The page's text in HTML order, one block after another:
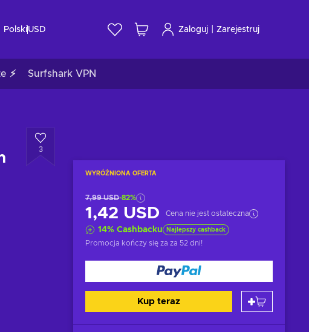
PolskiUSD Zaloguj Zarejestruj
⚡ Surfshark VPN
3
WYRÓŻNIONA OFERTA
7,99 USD-82%
1,42 USD Cena nie jest ostateczna
14% Cashbacku Najlepszy cashback
Promocja kończy się za za 52 dni!
Kup teraz